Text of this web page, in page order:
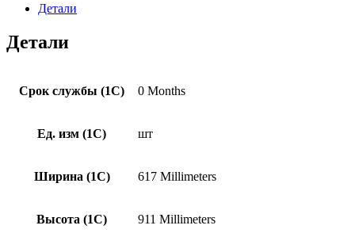
FDI
Детали
Детали
Срок службы (1С) 0 Months
Ед. изм (1С) шт
Ширина (1С) 617 Millimeters
Высота (1С) 911 Millimeters